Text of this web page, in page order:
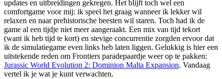
updates en uitbreidingen gekregen. Het blijft toch wel een
comfortgame voor mij: ik speel het graag wanneer ik lekker wil
relaxen en naar prehistorische beesten wil staren. Toch had ik de
game al een tijdje niet meer aangeraakt. Een mix van tijd tekort
(want ik heb tijd te kort) en stevige concurrentie zorgden ervoor dat
ik de simulatiegame even links heb laten liggen. Gelukkig is hier een
uitstekende reden om Frontiers paradepaardje weer op te pakken:
Jurassic World Evolution 2: Dominion Malta Expansion. Vandaag
vertel ik je wat je kunt verwachten.